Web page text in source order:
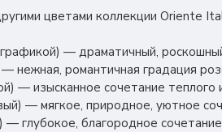
цветами коллекции Oriente
— драматичный,
нежная, романтичная градация
— изысканное сочетание теплого
— мягкое, природное, уютное
глубокое, благородное